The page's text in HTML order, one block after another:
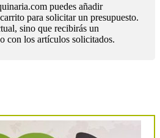
puedes añadir
para solicitar un presupuesto.
sino que recibirás un
con los artículos solicitados.